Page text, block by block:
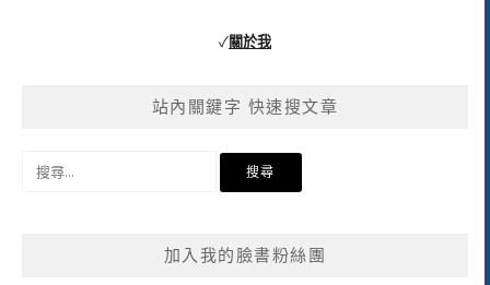
✓關於我
站內關鍵字 快速搜文章
加入我的臉書粉絲團